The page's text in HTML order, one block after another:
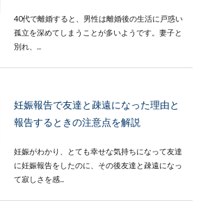
40代で離婚すると、男性は離婚後の生活に戸惑い
孤立を深めてしまうことが多いようです。妻子と
別れ、...
妊娠報告で友達と疎遠になった理由と
報告するときの注意点を解説
妊娠がわかり、とても幸せな気持ちになって友達
に妊娠報告をしたのに、その後友達と疎遠になっ
て寂しさを感...